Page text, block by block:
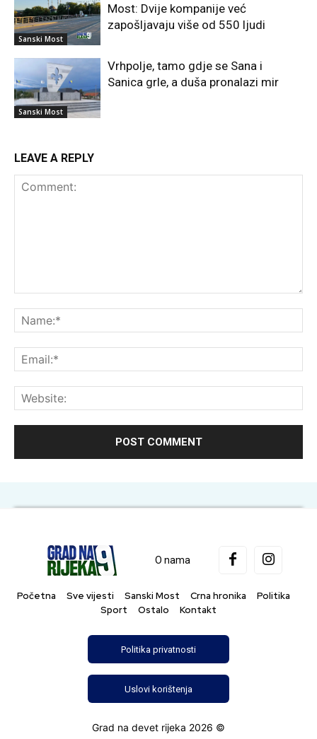
Sanski Most
Most: Dvije kompanije već
zapošljavaju više od 550 ljudi
Sanski Most
Vrhpolje, tamo gdje se Sana i
Sanica grle, a duša pronalazi mir
LEAVE A REPLY
O nama
Početna Sve vijesti Sanski Most Crna hronika
Politika
Sport
Ostalo Kontakt
Politika privatnosti
Uslovi korištenja
Grad na devet rijeka 2026 ©